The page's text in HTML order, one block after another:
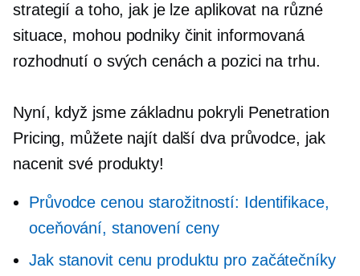
strategií a toho, jak je lze aplikovat na různé
situace, mohou podniky činit informovaná
rozhodnutí o svých cenách a pozici na trhu.
Nyní, když jsme základnu pokryli Penetration
Pricing, můžete najít další dva průvodce, jak
nacenit své produkty!
Průvodce cenou starožitností: Identifikace,
oceňování, stanovení ceny
Jak stanovit cenu produktu pro začátečníky